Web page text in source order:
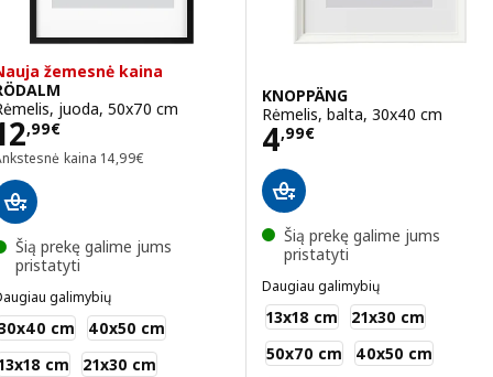
žemesnė kaina
juoda, 50x70 cm
,99€ 12,99€
kaina 14,99€
Ankstesnė kaina 14,99€
Šią prekę galime jums
pristatyti
galimybių
cm
40x50 cm
cm
21x30 cm
KNOPPÄNG
Rėmelis, balta, 30x40 cm
4,99€
Kaina 4,99€
Šią prekę galime jums
pristatyti
Daugiau galimybių
KNOPPÄNG
13x18 cm
21x30 cm
50x70 cm
40x50 cm